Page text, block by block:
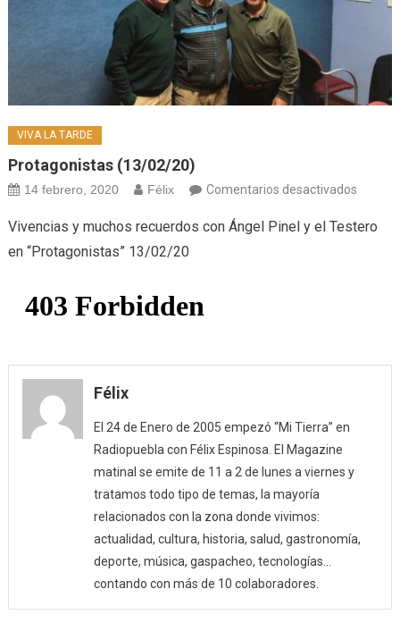
VIVA LA TARDE
Protagonistas (13/02/20)
14 febrero, 2020 Félix Comentarios desactivadosen
(13/
Vivencias y muchos recuerdos con Ángel Pinel y el Testero
en “Protagonistas” 13/02/20
Félix
El 24 de Enero de 2005 empezó “Mi Tierra” en
Radiopuebla con Félix Espinosa. El Magazine
matinal se emite de 11 a 2 de lunes a viernes y
tratamos todo tipo de temas, la mayoría
relacionados con la zona donde vivimos:
actualidad, cultura, historia, salud, gastronomía,
deporte, música, gaspacheo, tecnologías…
contando con más de 10 colaboradores.